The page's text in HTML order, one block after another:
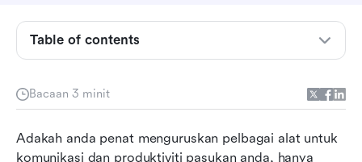
Bacaan 3 minit
Adakah anda penat menguruskan pelbagai alat untuk
komunikasi dan produktiviti pasukan anda, hanya
Table of contents
Langkah demi Langkah Migrasi Slack
1. Eksport Data Slack Anda
2. Muat naik fail ke Lark